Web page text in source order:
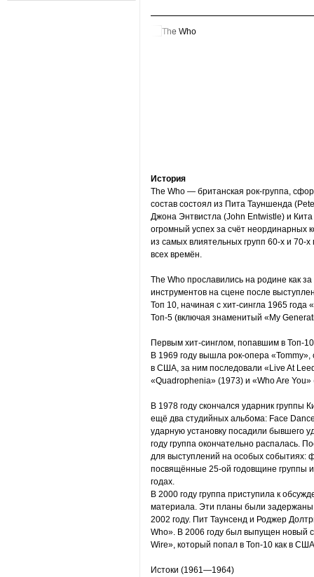
История
The Who — британская рок-группа,
состав состоял из Пита Тауншенда
Джона Энтвистла (John Entwistle) и
огромный успех за счёт неординарных
из самых влиятельных групп 60-х и 70-х
всех времён.
The Who прославились на родине как
инструментов на сцене после
Топ 10, начиная с хит-сингла 1965
Топ-5 (включая знаменитый «My
Первым хит-синглом, попавшим в Топ-
В 1969 году вышла рок-опера
в США, за ним последовали «Live At
«Quadrophenia» (1973) и «Who Are You»
В 1978 году скончался ударник группы
ещё два студийных альбома: Face
ударную установку посадили бывшего
году группа окончательно распалась.
для выступлений на особых событиях:
посвящённые 25-ой годовщине группы
годах.
В 2000 году группа приступила к
материала. Эти планы были задержаны
2002 году. Пит Таунсенд и Роджер
Who». В 2006 году был выпущен новый
Wire», который попал в Топ-10 как в
Истоки (1961—1964)